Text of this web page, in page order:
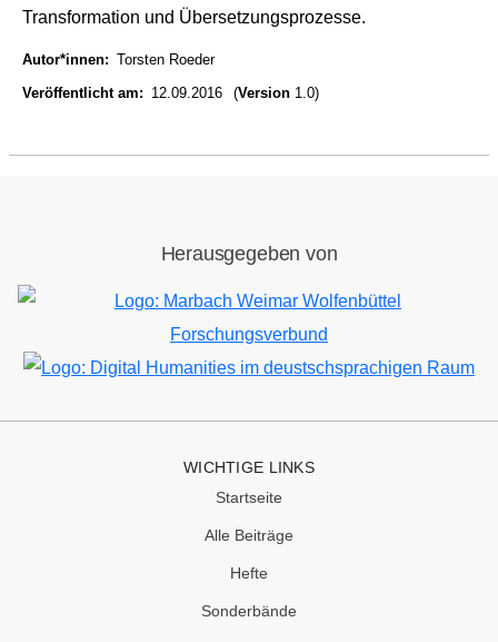
Transformation und Übersetzungsprozesse.
Autor*innen
Torsten Roeder
Veröffentlicht am
12.09.2016 (Version 1.0)
Herausgegeben von
Bild
Bild
WICHTIGE LINKS
Startseite
Alle Beiträge
Hefte
Sonderbände